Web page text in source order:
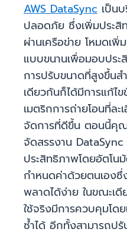
AWS DataSync เป็น
ปลอดภัย ซึ่งเพิ่มประสิ
ผ่านเครือข่าย โหมดเพิ่
แบบขนานเพื่อมอบประ
การปรับขนาดที่สูงขึ้น
เดียวกันก็ได้มีการแก้ไ
เมตริกการถ่ายโอนที่ล
จัดการที่ดีขึ้น ตอนนี้คุณ
จัดสรรงาน
ประสิทธิภาพโดยอัตโ
กำหนดค่าด้วยตนเองซึ่
พลาดได้ง่าย ในขณะเดี
ใช้จริงมีการควบคุมโด
ซ้ำได้ อีกทั้งสามารถป